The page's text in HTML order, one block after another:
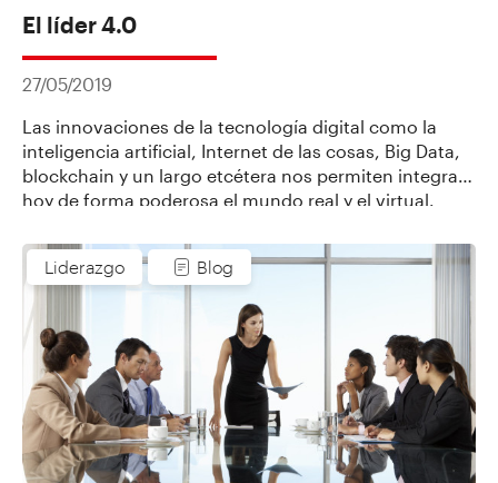
El líder 4.0
27/05/2019
Las innovaciones de la tecnología digital como la
inteligencia artificial, Internet de las cosas, Big Data,
blockchain y un largo etcétera nos permiten integrar
hoy de forma poderosa el mundo real y el virtual.
Liderazgo Blog